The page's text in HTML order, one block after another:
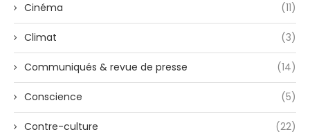
Cinéma (11)
Climat (3)
Communiqués & revue de presse (14)
Conscience (5)
Contre-culture (22)